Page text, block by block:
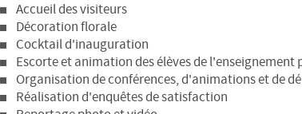
Accueil des visiteurs
Décoration florale
Cocktail d'inauguration
Escorte et animation des élèves de l'enseignement
Organisation de conférences, d'animations et de
Réalisation d'enquêtes de satisfaction